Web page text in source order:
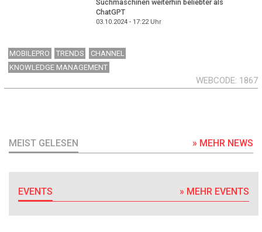
Suchmaschinen weiterhin beliebter als
ChatGPT
03.10.2024 - 17:22Uhr
MOBILEPRO TRENDS
CHANNEL
KNOWLEDGE MANAGEMENT
WEBCODE 1867
MEIST GELESEN » MEHR NEWS
EVENTS » MEHR EVENTS